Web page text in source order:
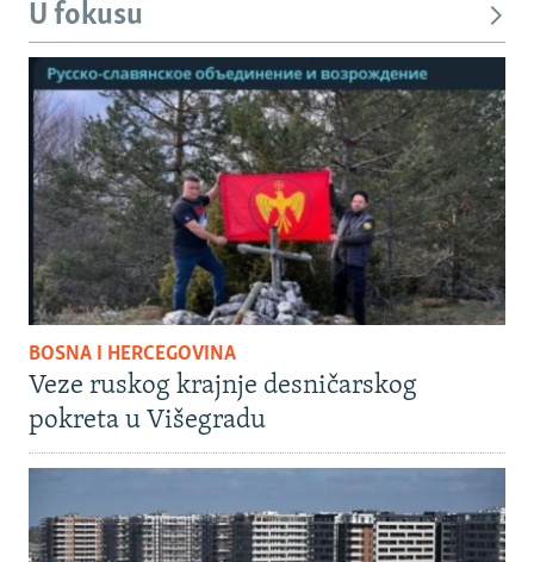
U fokusu
BOSNA I HERCEGOVINA
Veze ruskog krajnje desničarskog
pokreta u Višegradu